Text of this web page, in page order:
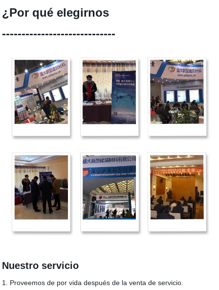
¿Por qué elegirnos
-----------------------------
Nuestro servicio
1. Proveemos de por vida después de la venta de servicio.